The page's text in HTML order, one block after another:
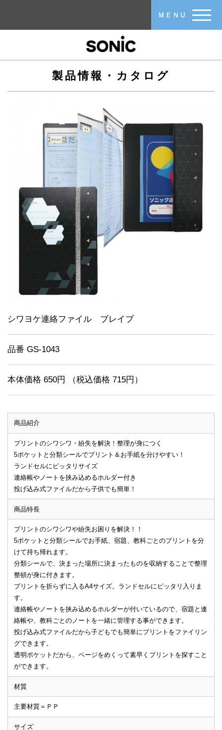
MENU
製品情報・カタログ
シワヨケ連絡ファイル ブレイブ
品番 GS-1043
本体価格 650円 （税込価格 715円）
商品紹介
プリントのシワシワ・紛失を解決！整理が身につく
5ポケットと分類シールでプリント＆お手紙を分けやすい！
ランドセルにピッタリサイズ
連絡帳やノートを挟み込めるホルダー付き
投げ込み式ファイルだから子供でも簡単！
商品特長
プリントのシワシワや紛失お困りを解決！！
5ポケットと分類シールでお手紙、宿題、教科ごとのプリントを分
けて持ち帰れます。
分類シールで、決まった場所に決まったものを収納することで整理
整頓が身に付きます。
プリントを折らずに入るA4サイズ。ランドセルにピッタリ入りま
す。
連絡帳やノートを挟み込めるホルダーが付いているので、宿題と連
絡帳や、教科ごとのノートを一緒に管理する事ができます。
投げ込み式ファイルだから子どもでも簡単にプリントをファイリン
グできます。
透明ポケットだから、ページをめくって素早くプリントを探すこと
ができます。
材質
主要材質＝ＰＰ
サイズ